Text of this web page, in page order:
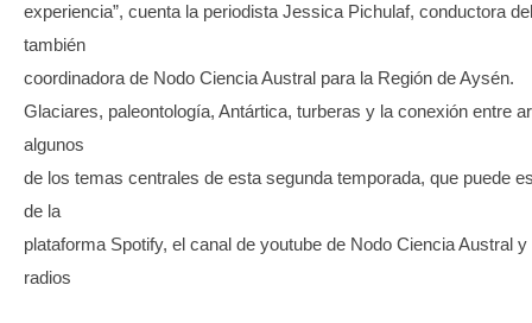
experiencia”, cuenta la periodista Jessica Pichulaf, conductora
también
coordinadora de Nodo Ciencia Austral para la Región de Aysén.
Glaciares, paleontología, Antártica, turberas y la conexión entre
algunos
de los temas centrales de esta segunda temporada, que puede
de la
plataforma Spotify, el canal de youtube de Nodo Ciencia Austral
radios